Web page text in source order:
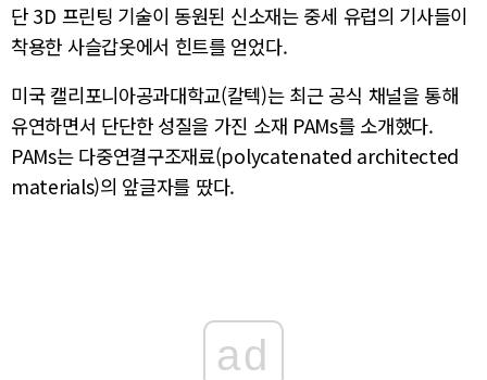
단 3D 프린팅 기술이 동원된 신소재는 중세 유럽의 기사들이
착용한 사슬갑옷에서 힌트를 얻었다.
미국 캘리포니아공과대학교(칼텍)는 최근 공식 채널을 통해
유연하면서 단단한 성질을 가진 소재 PAMs를 소개했다.
PAMs는 다중연결구조재료(polycatenated architected
materials)의 앞글자를 땄다.
ad